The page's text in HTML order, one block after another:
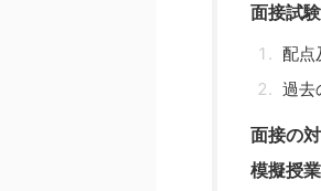
面接試験
配点
過去
面接の
模擬授